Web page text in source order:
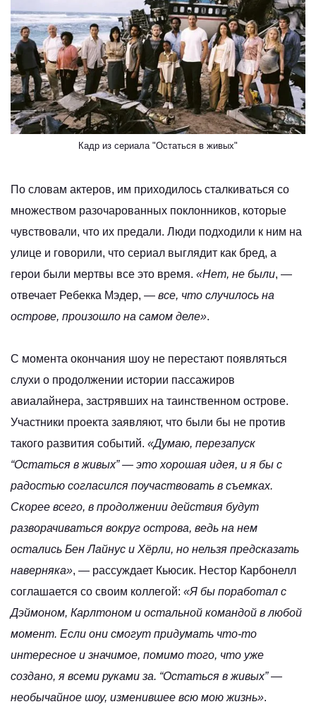
Кадр из сериала "Остаться в живых"
По словам актеров, им приходилось сталкиваться со
множеством разочарованных поклонников, которые
чувствовали, что их предали. Люди подходили к ним на
улице и говорили, что сериал выглядит как бред, а
герои были мертвы все это время. «Нет, не были, —
отвечает Ребекка Мэдер, — все, что случилось на
острове, произошло на самом деле».
С момента окончания шоу не перестают появляться
слухи о продолжении истории пассажиров
авиалайнера, застрявших на таинственном острове.
Участники проекта заявляют, что были бы не против
такого развития событий. «Думаю, перезапуск
“Остаться в живых” — это хорошая идея, и я бы с
радостью согласился поучаствовать в съемках.
Скорее всего, в продолжении действия будут
разворачиваться вокруг острова, ведь на нем
остались Бен Лайнус и Хёрли, но нельзя предсказать
наверняка», — рассуждает Кьюсик. Нестор Карбонелл
соглашается со своим коллегой: «Я бы поработал с
Дэймоном, Карлтоном и остальной командой в любой
момент. Если они смогут придумать что-то
интересное и значимое, помимо того, что уже
создано, я всеми руками за. “Остаться в живых” —
необычайное шоу, изменившее всю мою жизнь».